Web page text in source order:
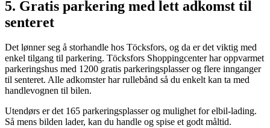
5. Gratis parkering med lett adkomst til
senteret
Det lønner seg å storhandle hos Töcksfors, og da er det viktig med
enkel tilgang til parkering. Töcksfors Shoppingcenter har oppvarmet
parkeringshus med 1200 gratis parkeringsplasser og flere innganger
til senteret. Alle adkomster har rullebånd så du enkelt kan ta med
handlevognen til bilen.
Utendørs er det 165 parkeringsplasser og mulighet for elbil-lading.
Så mens bilden lader, kan du handle og spise et godt måltid.